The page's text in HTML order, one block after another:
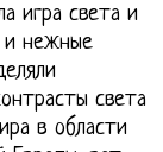
игра света и
и нежные
света
в области